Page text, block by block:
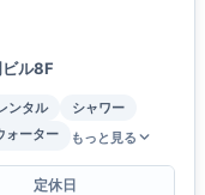
ル8F
ンタル
シャワー
ォーター もっと見る
定休日